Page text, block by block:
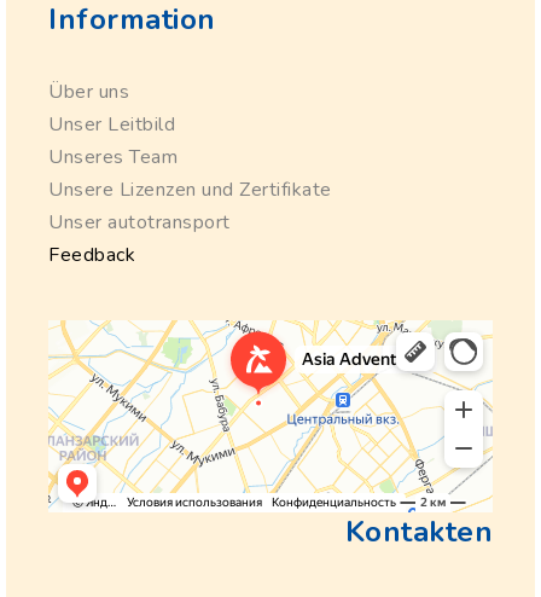
Information
Über uns
Unser Leitbild
Unseres Team
Unsere Lizenzen und Zertifikate
Unser autotransport
Feedback
Kontakten